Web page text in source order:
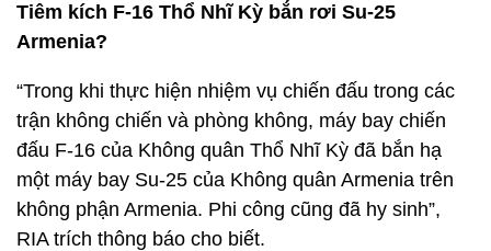
Tiêm kích F-16 Thổ Nhĩ Kỳ bắn rơi Su-25
Armenia?
“Trong khi thực hiện nhiệm vụ chiến đấu trong các
trận không chiến và phòng không, máy bay chiến
đấu F-16 của Không quân Thổ Nhĩ Kỳ đã bắn hạ
một máy bay Su-25 của Không quân Armenia trên
không phận Armenia. Phi công cũng đã hy sinh”,
RIA trích thông báo cho biết.